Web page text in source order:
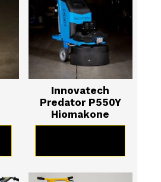
Innovatech
Predator P550Y
Hiomakone